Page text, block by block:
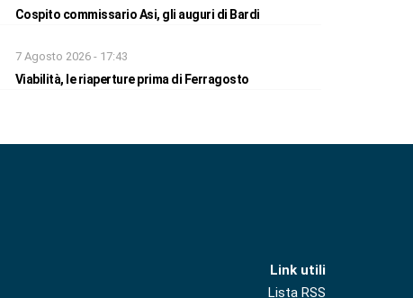
Cospito commissario Asi, gli auguri di Bardi
7 Agosto 2026 - 17:43
Viabilità, le riaperture prima di Ferragosto
Link utili
Lista RSS